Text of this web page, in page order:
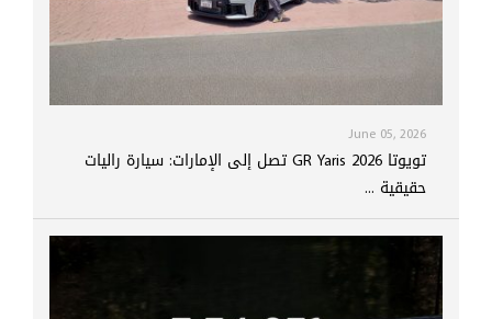
June 05, 2026
تويوتا GR Yaris 2026 تصل إلى الإمارات: سيارة راليات
حقيقية ...